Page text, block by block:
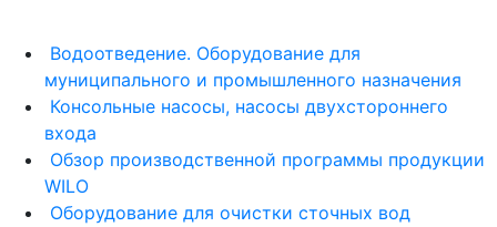
Водоотведение. Оборудование для
муниципального и промышленного назначения
Консольные насосы, насосы двухстороннего
входа
Обзор производственной программы продукции
WILO
Оборудование для очистки сточных вод